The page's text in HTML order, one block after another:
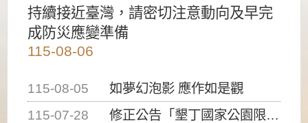
持續接近臺灣，請密切注意動向及早完
成防災應變準備
115-08-06
115-08-05
如夢幻泡影 應作如是觀
115-07-28
修正公告「墾丁國家公園限制水域遊憩活動之種類、範圍、時間及行為」，自即日生效。